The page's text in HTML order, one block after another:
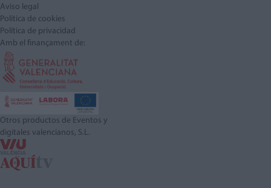
Aviso legal
Política de cookies
Política de privacidad
Amb el finançament de:
Otros productos de Eventos y
digitales valencianos, S.L.